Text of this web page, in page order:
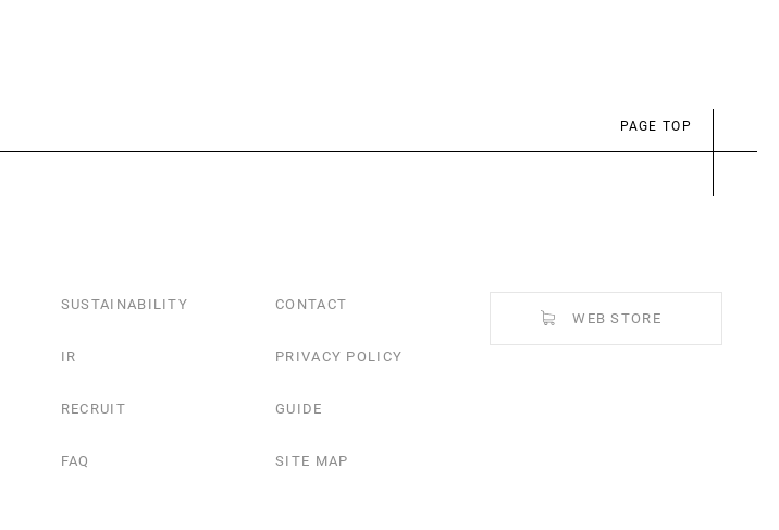
PAGE TOP
SUSTAINABILITY
IR
RECRUIT
FAQ
CONTACT
PRIVACY POLICY
GUIDE
SITE MAP
WEB STORE